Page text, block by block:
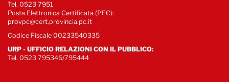
Tel. 0523 7951
Posta Elettronica Certificata (PEC):
provpc@cert.provincia.pc.it
Codice Fiscale 00233540335
URP - UFFICIO RELAZIONI CON IL PUBBLICO:
Tel. 0523 795346/795444